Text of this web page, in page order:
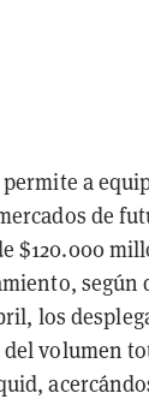
permite a
de
$120.000
según
los
volumen